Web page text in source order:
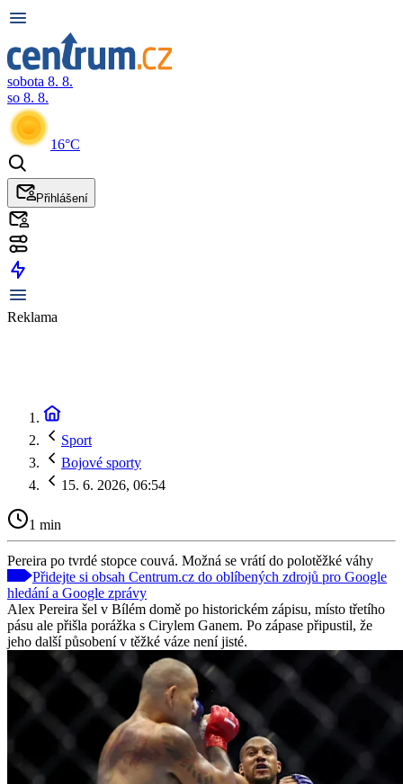
sobota 8. 8.
so 8. 8.
16°C
Přihlášení
Reklama
Sport
Bojové sporty
15. 6. 2026, 06:54
1 min
Pereira po tvrdé stopce couvá. Možná se vrátí do polotěžké váhy
Přidejte si obsah Centrum.cz do oblíbených zdrojů pro Google
hledání a Google zprávy
Alex Pereira šel v Bílém domě po historickém zápisu, místo třetího
pásu ale přišla porážka s Cirylem Ganem. Po zápase připustil, že
jeho další působení v těžké váze není jisté.